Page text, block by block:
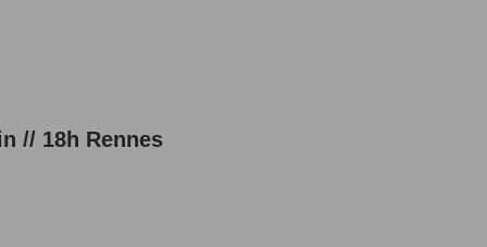
// 18h Rennes